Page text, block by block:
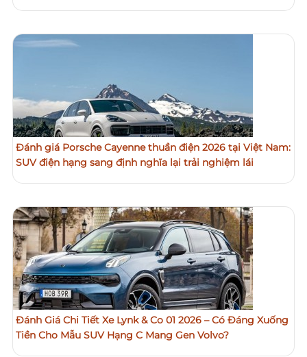
Đánh giá Porsche Cayenne thuần điện 2026 tại Việt Nam:
SUV điện hạng sang định nghĩa lại trải nghiệm lái
Đánh Giá Chi Tiết Xe Lynk & Co 01 2026 – Có Đáng Xuống
Tiền Cho Mẫu SUV Hạng C Mang Gen Volvo?